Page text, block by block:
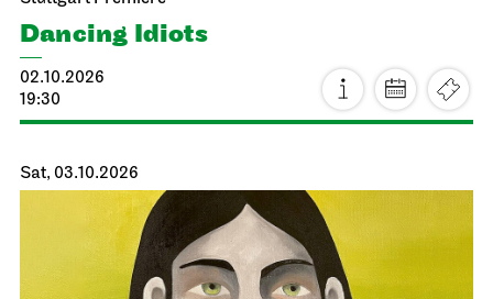
Dancing Idiots
02.10.2026
19:30
Sat, 03.10.2026